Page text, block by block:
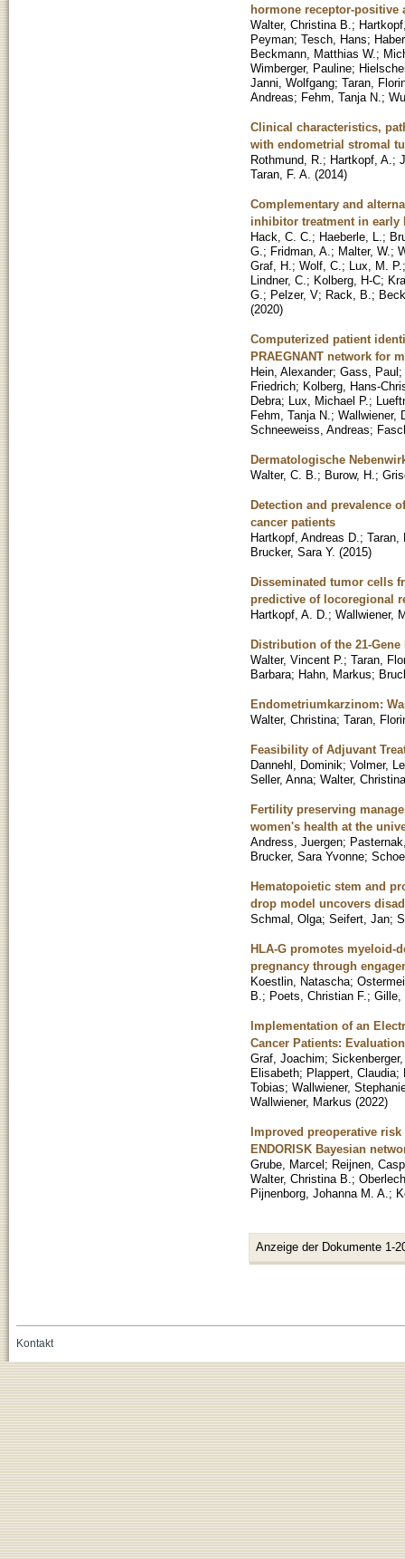
hormone receptor-positive
Walter, Christina B. ;
Peyman; Tesch, Hans;
Beckmann, Matthias W. ;
Wimberger, Pauline;
Janni, Wolfgang; Taran,
Andreas; Fehm, Tanja N. ;
Clinical characteristics,
with endometrial stromal
Rothmund, R. ; Hartkopf, A. ;
Taran, F. A. (2014)
Complementary and
inhibitor treatment in early
Hack, C. C. ; Haeberle, L. ;
G. ; Fridman, A. ; Malter, W. ;
Graf, H. ; Wolf, C. ; Lux, M. P.
Lindner, C. ; Kolberg, H-C;
G. ; Pelzer, V; Rack, B. ;
(2020)
Computerized patient
PRAEGNANT network for
Hein, Alexander; Gass, Paul;
Friedrich; Kolberg, Hans-
Debra; Lux, Michael P. ;
Fehm, Tanja N. ; Wallwiener,
Schneeweiss, Andreas;
Dermatologische
Walter, C. B. ; Burow, H. ;
Detection and prevalence
cancer patients
Hartkopf, Andreas D. ; Taran,
Brucker, Sara Y. (2015)
Disseminated tumor cells
predictive of locoregional
Hartkopf, A. D. ; Wallwiener,
Distribution of the 21-
Walter, Vincent P. ; Taran,
Barbara; Hahn, Markus;
Endometriumkarzinom:
Walter, Christina; Taran,
Feasibility of Adjuvant
Dannehl, Dominik; Volmer,
Seller, Anna; Walter,
Fertility preserving
women's health at the
Andress, Juergen;
Brucker, Sara Yvonne;
Hematopoietic stem and
drop model uncovers
Schmal, Olga; Seifert, Jan;
HLA-G promotes myeloid-
pregnancy through
Koestlin, Natascha;
B. ; Poets, Christian F. ; Gille,
Implementation of an
Cancer Patients:
Graf, Joachim;
Elisabeth; Plappert, Claudia;
Tobias; Wallwiener,
Wallwiener, Markus (2022)
Improved preoperative
ENDORISK Bayesian
Grube, Marcel; Reijnen,
Walter, Christina B. ;
Pijnenborg, Johanna M. A. ;
Anzeige der Dokumente 1-
Kontakt